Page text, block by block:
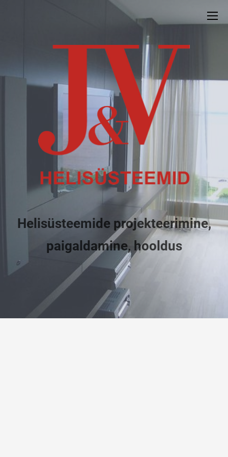
Helisüsteemide projekteerimine,
paigaldamine, hooldus